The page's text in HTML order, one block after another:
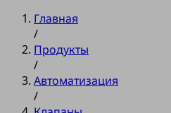
Главная
/
Продукты
/
Автоматизация
/